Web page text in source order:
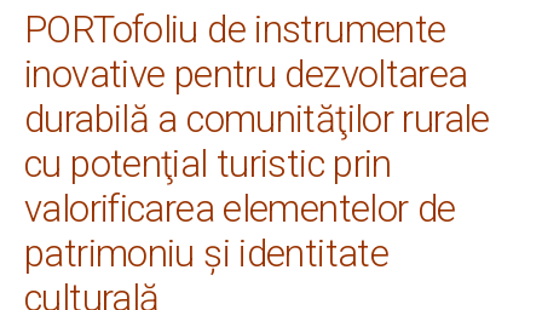
PORTofoliu de instrumente
inovative pentru dezvoltarea
durabilă a comunităţilor rurale
cu potenţial turistic prin
valorificarea elementelor de
patrimoniu şi identitate
culturală